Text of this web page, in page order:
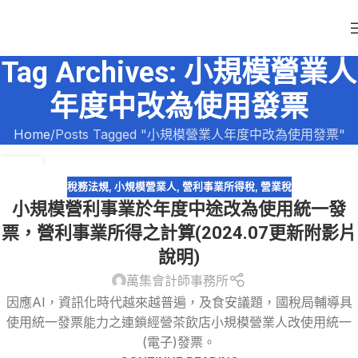
Tag Archives: 小規模營業人
年度中改為使用發票
Home Posts Tagged "小規模營業人年度中改為使用發票"
稅務法規, 小規模營業人, 營利事業所得稅, 營業稅
小規模營利事業於年度中途改為使用統一發
票，營利事業所得之計算(2024.07更新附影片
說明)
萬集會計師事務所
因應AI，資訊化時代越來越普遍，及食安議題，國稅局輔導具
使用統一發票能力之連鎖經營茶飲店小規模營業人改使用統一
(電子)發票。